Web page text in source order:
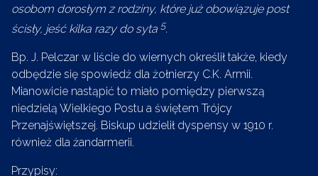
osobom dorosłym z rodziny, które już obowiązuje post
ścisły, jeść kilka razy do syta 5.
Bp. J. Pelczar w liście do wiernych określił także, kiedy
odbędzie się spowiedź dla żołnierzy C.K. Armii.
Mianowicie nastąpić to miało pomiędzy pierwszą
niedzielą Wielkiego Postu a świętem Trójcy
Przenajświętszej. Biskup udzielił dyspensy w 1910 r.
również dla żandarmerii.
Przypisy: